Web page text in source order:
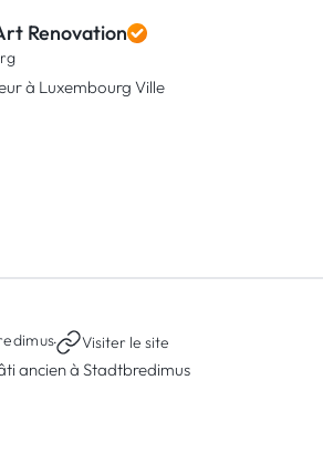
Renovation
à Luxembourg Ville
· Visiter le site
ancien à Stadtbredimus